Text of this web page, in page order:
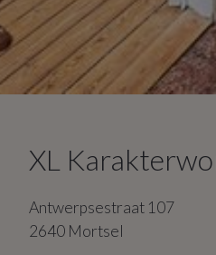
XL
Antwerpsestraat 107
2640 Mortsel